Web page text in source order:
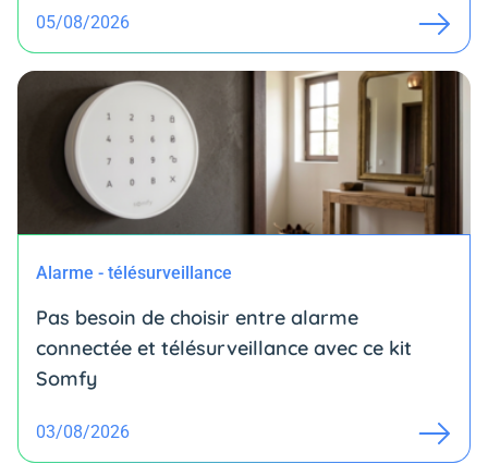
05/08/2026
Alarme - télésurveillance
Pas besoin de choisir entre alarme
connectée et télésurveillance avec ce kit
Somfy
03/08/2026